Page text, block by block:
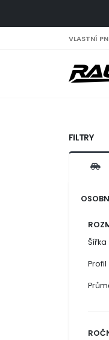
VLASTNÍ
FILTRY
Šířka
Profil